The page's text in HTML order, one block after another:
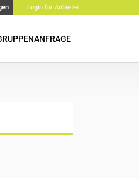
Login für Anbieter